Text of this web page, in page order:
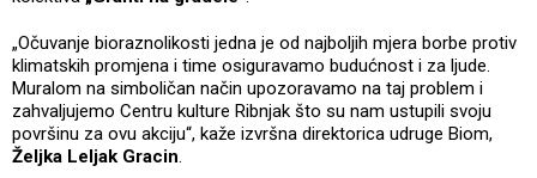
„Očuvanje bioraznolikosti jedna je od najboljih mjera borbe protiv
klimatskih promjena i time osiguravamo budućnost i za ljude.
Muralom na simboličan način upozoravamo na taj problem i
zahvaljujemo Centru kulture Ribnjak što su nam ustupili svoju
površinu za ovu akciju“, kaže izvršna direktorica udruge Biom,
Željka Leljak Gracin.